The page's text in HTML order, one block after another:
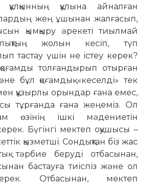
құлқынның құлына айналған
жең ұшынан жалғасып,
қымқыру әрекеті тиылмай
жолын кесіп, түп
тастау үшін не істеу керек?
қоғамды толғандырып отырған
бұл қоғамдық «кеселді» тек
құзырлы орындар ғана емес,
тұрғанда ғана жеңеміз. Ол
өзінің ішкі мәдениетін
Бүгінгі мектеп оқушысы –
қызметші. Сондықтан біз жас
тәрбие беруді отбасынан,
бастауға тиіспіз және ол
Отбасынан, мектеп